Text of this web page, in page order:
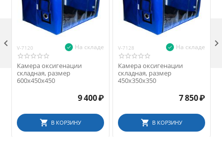
V-7120 На складе
Камера оксигенации
складная, размер
600x450x450
9 400₽
В КОРЗИНУ
V-7128 На складе
Камера оксигенации
складная, размер
450x350x350
7 850₽
В КОРЗИНУ
 